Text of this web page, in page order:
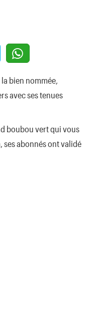
la bien nommée,
avec ses tenues
boubou vert qui vous
ses abonnés ont validé